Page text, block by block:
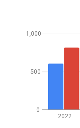
2022
0
500
1,000